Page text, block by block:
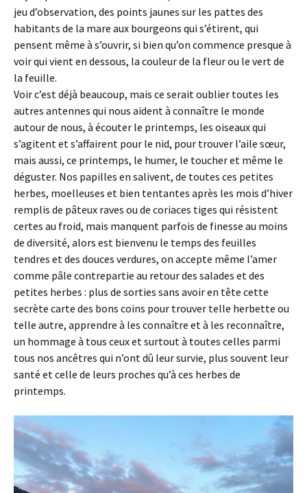
jeu d’observation, des points jaunes sur les pattes des
habitants de la mare aux bourgeons qui s’étirent, qui
pensent même à s’ouvrir, si bien qu’on commence presque à
voir qui vient en dessous, la couleur de la fleur ou le vert de
la feuille.
Voir c’est déjà beaucoup, mais ce serait oublier toutes les
autres antennes qui nous aident à connaître le monde
autour de nous, à écouter le printemps, les oiseaux qui
s’agitent et s’affairent pour le nid, pour trouver l’aile sœur,
mais aussi, ce printemps, le humer, le toucher et même le
déguster. Nos papilles en salivent, de toutes ces petites
herbes, moelleuses et bien tentantes après les mois d’hiver
remplis de pâteux raves ou de coriaces tiges qui résistent
certes au froid, mais manquent parfois de finesse au moins
de diversité, alors est bienvenu le temps des feuilles
tendres et des douces verdures, on accepte même l’amer
comme pâle contrepartie au retour des salades et des
petites herbes : plus de sorties sans avoir en tête cette
secrète carte des bons coins pour trouver telle herbette ou
telle autre, apprendre à les connaître et à les reconnaître,
un hommage à tous ceux et surtout à toutes celles parmi
tous nos ancêtres qui n’ont dû leur survie, plus souvent leur
santé et celle de leurs proches qu’à ces herbes de
printemps.